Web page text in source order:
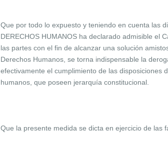
Que por todo lo expuesto y teniendo en cuenta las
DERECHOS HUMANOS ha declarado admisible el
las partes con el fin de alcanzar una solución
Derechos Humanos, se torna indispensable la
efectivamente el cumplimiento de las disposiciones
humanos, que poseen jerarquía constitucional.
Que la presente medida se dicta en ejercicio de las